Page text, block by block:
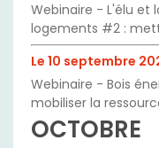
Webinaire - L'élu et
logements #2 :
Le 10 septembre
Webinaire - Bois
mobiliser la
OCTOBRE